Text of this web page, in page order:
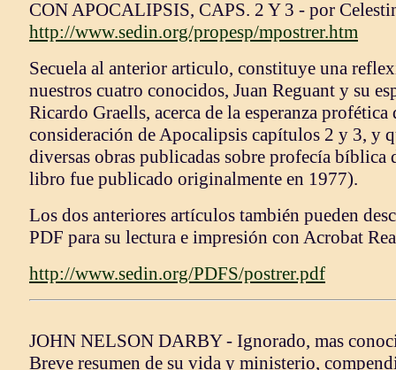
CON APOCALIPSIS, CAPS. 2 Y 3 - por
http://www.sedin.org/propesp/mpostrer.htm
Secuela al anterior articulo, constituye una
nuestros cuatro conocidos, Juan Reguant y su
Ricardo Graells, acerca de la esperanza
consideración de Apocalipsis capítulos 2 y 3, y
diversas obras publicadas sobre profecía bíblica
libro fue publicado originalmente en 1977).
Los dos anteriores artículos también pueden
PDF para su lectura e impresión con Acrobat
http://www.sedin.org/PDFS/postrer.pdf
JOHN NELSON DARBY - Ignorado, mas
Breve resumen de su vida y ministerio,